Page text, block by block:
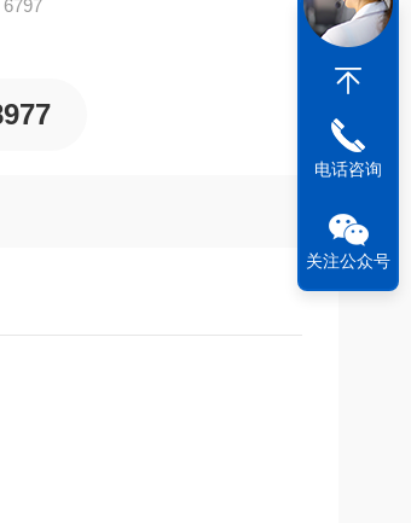
电话咨询
关注公众号